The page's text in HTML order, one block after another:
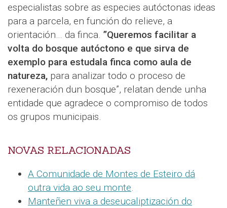
especialistas sobre as especies autóctonas ideas
para a parcela, en función do relieve, a
orientación… da finca. ”Queremos facilitar a
volta do bosque autóctono e que sirva de
exemplo para estudala finca como aula de
natureza, para analizar todo o proceso de
rexeneración dun bosque”, relatan dende unha
entidade que agradece o compromiso de todos
os grupos municipais.
NOVAS RELACIONADAS
A Comunidade de Montes de Esteiro dá
outra vida ao seu monte
Manteñen viva a deseucaliptización do